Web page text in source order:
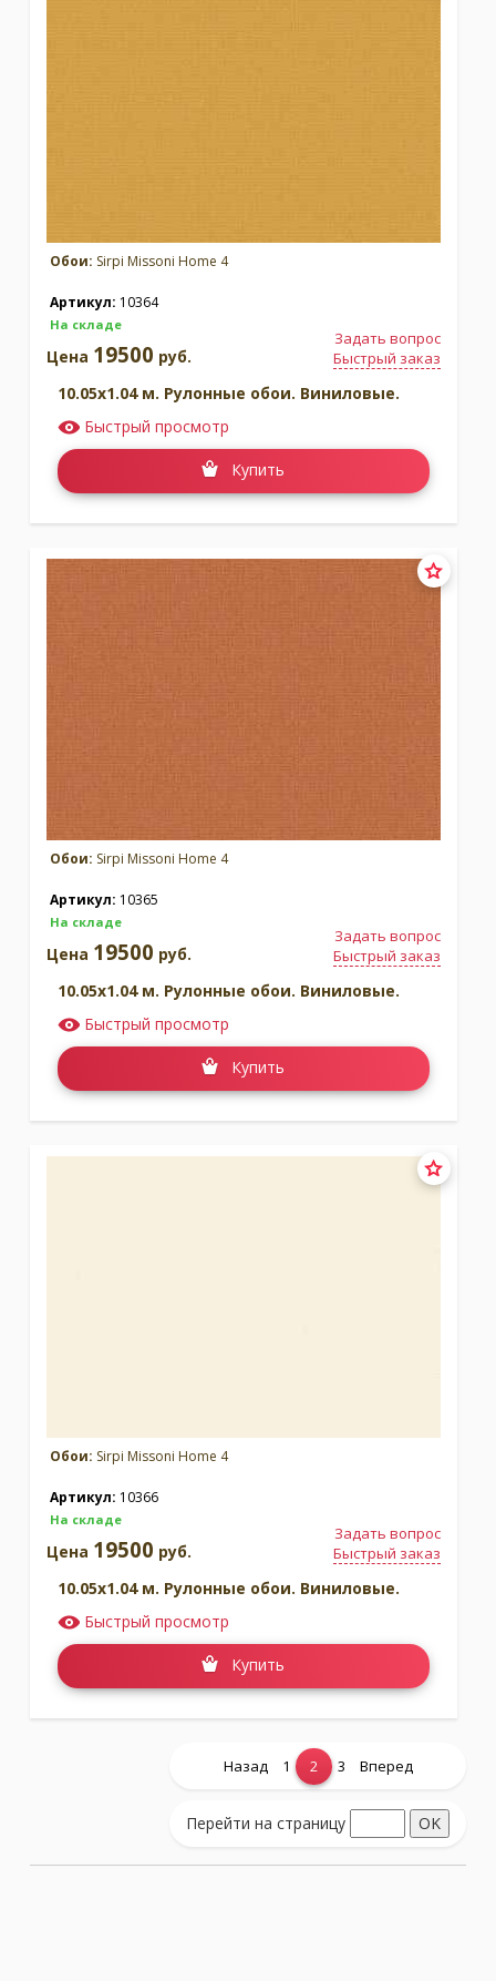
Обои: Sirpi Missoni Home 4
Артикул: 10364
На складе
Задать вопрос
Быстрый заказ
Цена 19500 руб.
10.05x1.04 м. Рулонные обои. Виниловые.
Быстрый просмотр
Купить
Обои: Sirpi Missoni Home 4
Артикул: 10365
На складе
Задать вопрос
Быстрый заказ
Цена 19500 руб.
10.05x1.04 м. Рулонные обои. Виниловые.
Быстрый просмотр
Купить
Обои: Sirpi Missoni Home 4
Артикул: 10366
На складе
Задать вопрос
Быстрый заказ
Цена 19500 руб.
10.05x1.04 м. Рулонные обои. Виниловые.
Быстрый просмотр
Купить
Показать еще...
Назад 1 2 3 Вперед
Перейти на страницу